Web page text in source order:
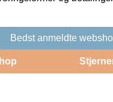
Bedst anmeldte